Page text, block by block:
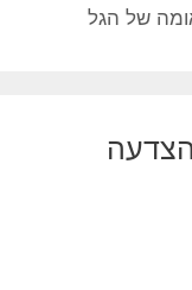
של הגל
הצדעה